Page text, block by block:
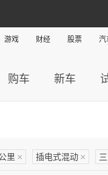
游戏 财经 股票 汽
购车 新车
里 × 插电式混动 ×